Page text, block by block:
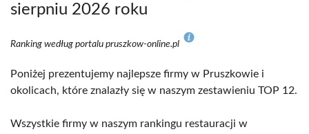
sierpniu 2026 roku
Ranking według portalu pruszkow-online.pl
Poniżej prezentujemy najlepsze firmy w Pruszkowie i
okolicach, które znalazły się w naszym zestawieniu TOP 12.
Wszystkie firmy w naszym rankingu restauracji w